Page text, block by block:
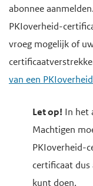
abonnee
PKIoverheid-
vroeg mogelijk of
van een
Let op! In het
Machtigen
PKIoverheid-
certificaat dus
kunt doen.